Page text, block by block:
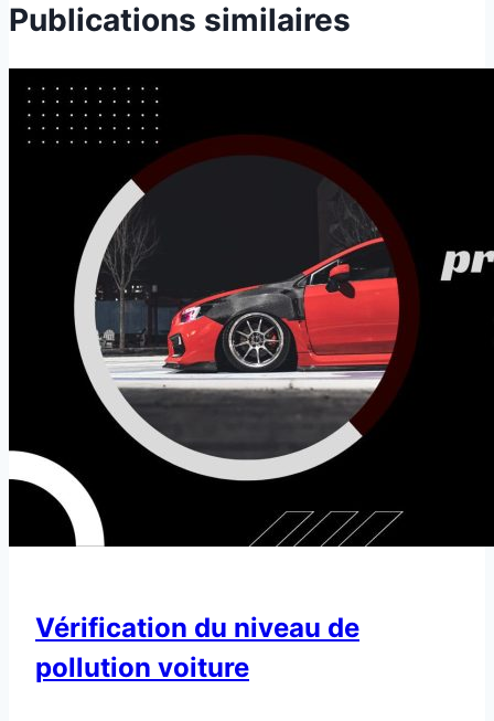
Publications similaires
Vérification du niveau de
pollution voiture